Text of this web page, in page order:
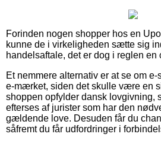
Forinden nogen shopper hos en
kunne de i virkeligheden sætte sig
handelsaftale, det er dog i reglen en
Et nemmere alternativ er at se om
e-mærket, siden det skulle være en
shoppen opfylder dansk lovgivning,
efterses af jurister som har den
gældende love. Desuden får du
såfremt du får udfordringer i